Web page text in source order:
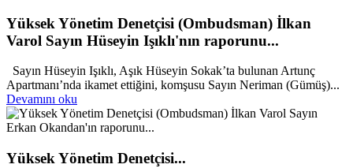
Yüksek Yönetim Denetçisi (Ombudsman) İlkan
Varol Sayın Hüseyin Işıklı'nın raporunu...
Sayın Hüseyin Işıklı, Aşık Hüseyin Sokak’ta bulunan Artunç
Apartmanı’nda ikamet ettiğini, komşusu Sayın Neriman (Gümüş)...
Devamını oku
Yüksek Yönetim Denetçisi...